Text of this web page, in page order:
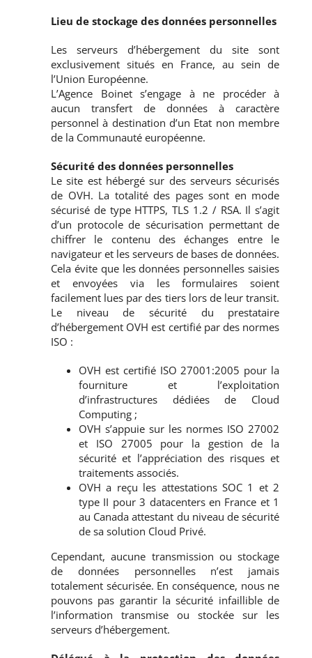
Lieu de stockage des données personnelles
Les serveurs d’hébergement du site sont
exclusivement situés en France, au sein de
l’Union Européenne.
L’Agence Boinet s’engage à ne procéder à
aucun transfert de données à caractère
personnel à destination d’un Etat non membre
de la Communauté européenne.
Sécurité des données personnelles
Le site est hébergé sur des serveurs sécurisés
de OVH. La totalité des pages sont en mode
sécurisé de type HTTPS, TLS 1.2 / RSA. Il s’agit
d’un protocole de sécurisation permettant de
chiffrer le contenu des échanges entre le
navigateur et les serveurs de bases de données.
Cela évite que les données personnelles saisies
et envoyées via les formulaires soient
facilement lues par des tiers lors de leur transit.
Le niveau de sécurité du prestataire
d’hébergement OVH est certifié par des normes
ISO :
OVH est certifié ISO 27001:2005 pour la
fourniture et l’exploitation
d’infrastructures dédiées de Cloud
Computing ;
OVH s’appuie sur les normes ISO 27002
et ISO 27005 pour la gestion de la
sécurité et l’appréciation des risques et
traitements associés.
OVH a reçu les attestations SOC 1 et 2
type II pour 3 datacenters en France et 1
au Canada attestant du niveau de sécurité
de sa solution Cloud Privé.
Cependant, aucune transmission ou stockage
de données personnelles n’est jamais
totalement sécurisée. En conséquence, nous ne
pouvons pas garantir la sécurité infaillible de
l’information transmise ou stockée sur les
serveurs d’hébergement.